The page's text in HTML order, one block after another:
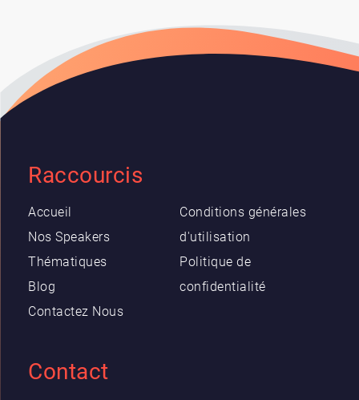
Raccourcis
Accueil
Nos Speakers
Thématiques
Blog
Contactez Nous
Conditions générales
d'utilisation
Politique de
confidentialité
Contact